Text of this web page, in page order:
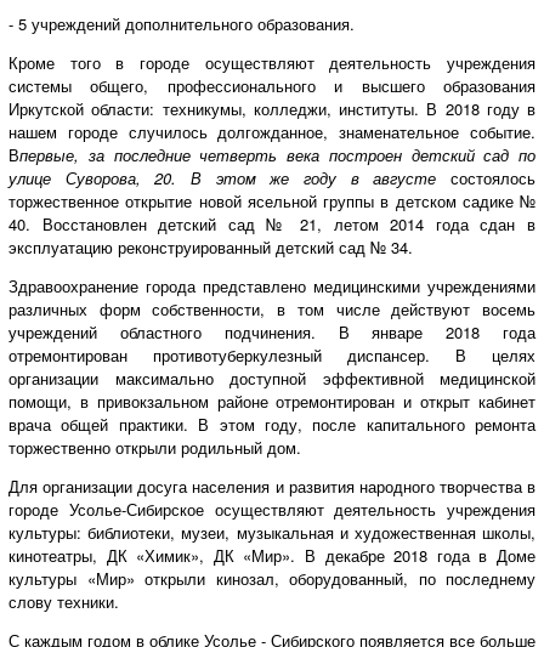
- 5 учреждений дополнительного образования.
Кроме того в городе осуществляют деятельность учреждения
системы общего, профессионального и высшего образования
Иркутской области: техникумы, колледжи, институты. В 2018 году в
нашем городе случилось долгожданное, знаменательное событие.
Впервые, за последние четверть века построен детский сад по
улице Суворова, 20. В этом же году в августе состоялось
торжественное открытие новой ясельной группы в детском садике №
40. Восстановлен детский сад № 21, летом 2014 года сдан в
эксплуатацию реконструированный детский сад № 34.
Здравоохранение города представлено медицинскими учреждениями
различных форм собственности, в том числе действуют восемь
учреждений областного подчинения. В январе 2018 года
отремонтирован противотуберкулезный диспансер. В целях
организации максимально доступной эффективной медицинской
помощи, в привокзальном районе отремонтирован и открыт кабинет
врача общей практики. В этом году, после капитального ремонта
торжественно открыли родильный дом.
Для организации досуга населения и развития народного творчества в
городе Усолье-Сибирское осуществляют деятельность учреждения
культуры: библиотеки, музеи, музыкальная и художественная школы,
кинотеатры, ДК «Химик», ДК «Мир». В декабре 2018 года в Доме
культуры «Мир» открыли кинозал, оборудованный, по последнему
слову техники.
С каждым годом в облике Усолье - Сибирского появляется все больше